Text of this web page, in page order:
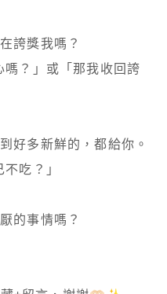
誇獎我嗎？
好多新鮮的，都給你。
的事情嗎？